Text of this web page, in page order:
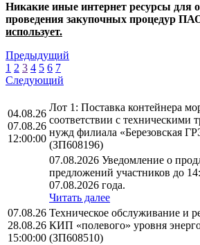
Никакие иные интернет ресурсы для
проведения закупочных процедур
использует.
Предыдущий
1 2 3 4 5 6 7
Следующий
04.08.26
07.08.26
12:00:00
Лот 1: Поставка контейнера
соответствии с техническими
нужд филиала «Березовская
(ЗП608196)
07.08.2026 Уведомление о
предложений участников до
07.08.2026 года.
Читать далее
07.08.26
28.08.26
15:00:00
Техническое обслуживание и
КИП «полевого» уровня
(ЗП608510)